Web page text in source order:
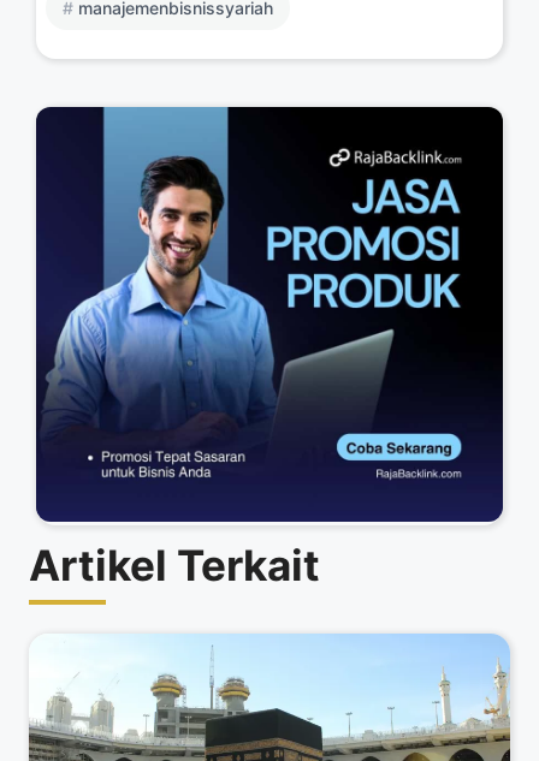
manajemenbisnissyariah
Artikel Terkait